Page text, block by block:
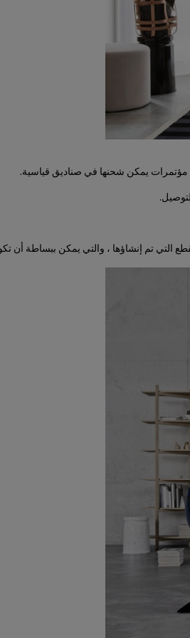
يمكن شحنها في صناديق قياسية.